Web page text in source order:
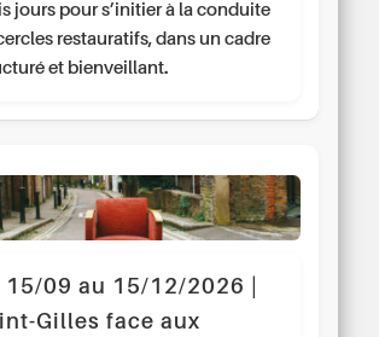
jours pour s’initier à la conduite
restauratifs, dans un cadre
et bienveillant.
15/09 au 15/12/2026 |
Gilles face aux